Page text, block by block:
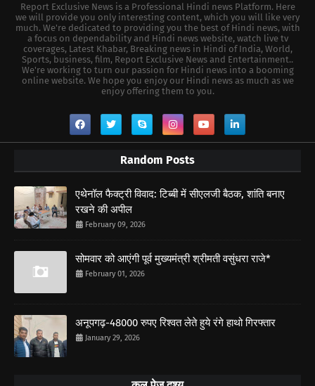
Report Exclusive News is a Professional Hindi news Platform. Here
we will provide you only interesting content, which you will like very
much. We're dedicated to providing you the best of Hindi news, with
a focus on dependability and Hindi news website, watch live tv
coverages, Latest Khabar, Breaking news in Hindi of India, World,
Sports, business, film, Report Exclusive News and Entertainment..
We're working to turn our passion for Hindi news into a booming
online website. We hope you enjoy our Hindi news as much as we
enjoy offering them to you.
Random Posts
एथेनॉल फैक्ट्री विवाद: टिब्बी में सीएलजी बैठक, शांति बनाए
रखने की अपील
February 09, 2026
सोमवार को आएंगी पूर्व मुख्यमंत्री श्रीमती वसुंधरा राजे*
February 01, 2026
अनूपगढ़-48000 रुपए रिश्वत लेते हुये रंगे हाथो गिरफ्तार
January 29, 2026